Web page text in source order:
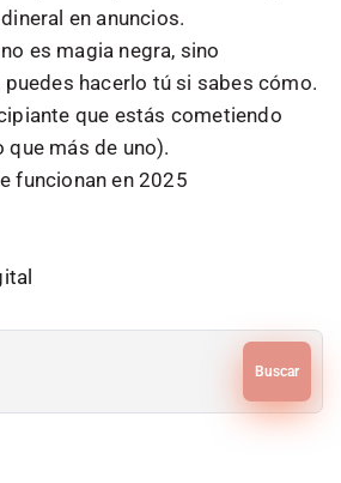
en anuncios.
es magia negra, sino
puedes hacerlo tú si sabes cómo.
que estás cometiendo
que más de uno).
funcionan en 2025